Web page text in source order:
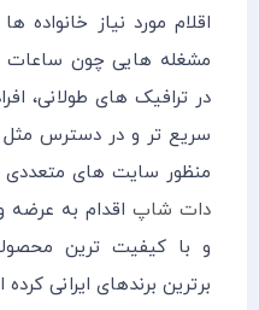
اقلام مورد نیاز خانواده
مشغله هایی چون ساعات
در ترافیک های طولانی،
سریع تر و در دسترس مثل
منظور سایت های متعددی
دات شاپ اقدام به
و با کیفیت ترین
برترین برندهای ایرانی کرده